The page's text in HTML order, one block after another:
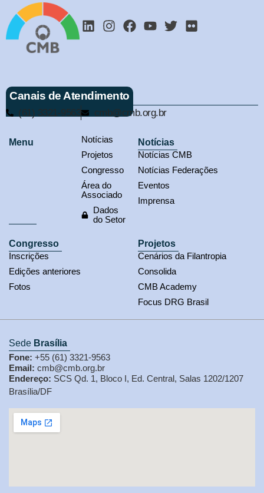
Canais de Atendimento
(61) 3321-9563 cmb@cmb.org.br
Menu
Notícias
Projetos
Congresso
Área do
Associado
Dados
do Setor
Notícias
Notícias CMB
Notícias Federações
Eventos
Imprensa
Congresso
Inscrições
Edições anteriores
Fotos
Projetos
Cenários da Filantropia
Consolida
CMB Academy
Focus DRG Brasil
Sede Brasília
Fone: +55 (61) 3321-9563
Email: cmb@cmb.org.br
Endereço: SCS Qd. 1, Bloco I, Ed. Central, Salas 1202/1207
Brasília/DF